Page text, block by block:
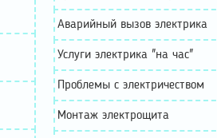
Аварийный вызов электрика
Услуги электрика "на час"
Проблемы с электричеством
Монтаж электрощита